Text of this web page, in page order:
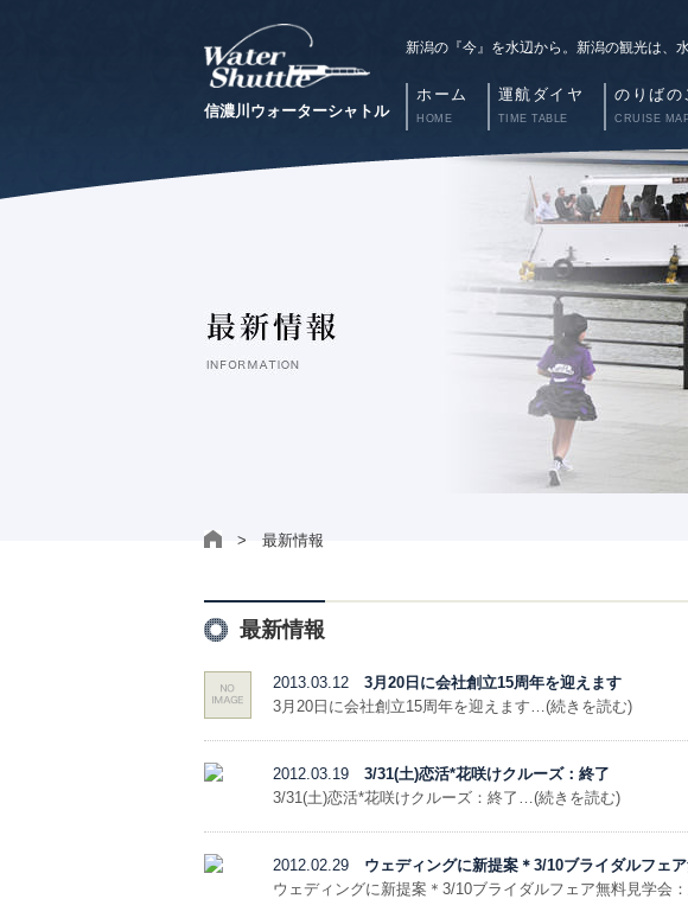
信濃川ウォーターシャトル
新潟の『今』を水辺から。新潟の観光は、
ホーム
HOME
運航ダイヤ
TIME TABLE
のりばの
CRUISE
> 最新情報
最新情報
2013.03.12 3月20日に会社創立15周年を迎えます
3月20日に会社創立15周年を迎えます…(続きを読む)
2012.03.19 3/31(土)恋活*花咲けクルーズ：終了
3/31(土)恋活*花咲けクルーズ：終了…(続きを読む)
2012.02.29 ウェディングに新提案＊3/10ブライダルフェ
ウェディングに新提案＊3/10ブライダルフェア無料見学会